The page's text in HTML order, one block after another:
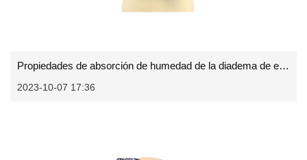
Propiedades de absorción de humedad de la diadema de enfriamiento
2023-10-07 17:36